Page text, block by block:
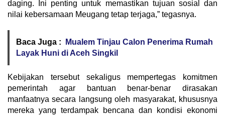
daging. Ini penting untuk memastikan tujuan sosial dan
nilai kebersamaan Meugang tetap terjaga,” tegasnya.
Baca Juga :
Mualem Tinjau Calon Penerima Rumah
Layak Huni di Aceh Singkil
Kebijakan tersebut sekaligus mempertegas komitmen
pemerintah agar bantuan benar-benar dirasakan
manfaatnya secara langsung oleh masyarakat, khususnya
mereka yang terdampak bencana dan kondisi ekonomi